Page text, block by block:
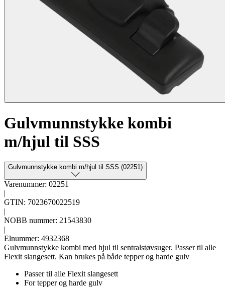
Gulvmunnstykke kombi
m/hjul til SSS
Gulvmunnstykke kombi m/hjul til SSS (02251)
Varenummer: 02251
|
GTIN: 7023670022519
|
NOBB nummer: 21543830
|
Elnummer: 4932368
Gulvmunnstykke kombi med hjul til sentralstøvsuger. Passer til alle
Flexit slangesett. Kan brukes på både tepper og harde gulv
Passer til alle Flexit slangesett
For tepper og harde gulv